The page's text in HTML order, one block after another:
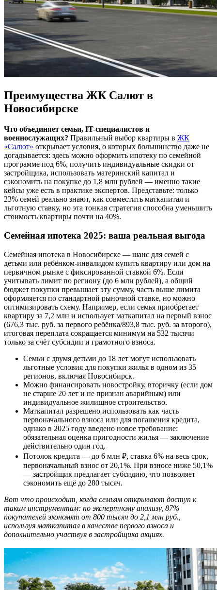
Преимущества ЖК Салют в
Новосибирске
Что объединяет семьи, IT-специалистов и
военнослужащих? Правильный выбор квартиры в ЖК
«Салют» открывает условия, о которых большинство даже не
догадывается: здесь можно оформить ипотеку по семейной
программе под 6%, получить индивидуальные скидки от
застройщика, использовать материнский капитал и
сэкономить на покупке до 1,8 млн рублей — именно такие
кейсы уже есть в практике экспертов. Представьте: только
23% семей реально знают, как совместить маткапитал и
льготную ставку, но эта тонкая стратегия способна уменьшить
стоимость квартиры почти на 40%.
Семейная ипотека 2025: ваша реальная выгода
Семейная ипотека в Новосибирске — шанс для семей с
детьми или ребёнком-инвалидом купить квартиру или дом на
первичном рынке с фиксированной ставкой 6%. Если
учитывать лимит по региону (до 6 млн рублей), а общий
бюджет покупки превышает эту сумму, часть выше лимита
оформляется по стандартной рыночной ставке, но можно
оптимизировать схему. Например, если семья приобретает
квартиру за 7,2 млн и использует маткапитал на первый взнос
(676,3 тыс. руб. за первого ребёнка/893,8 тыс. руб. за второго),
итоговая переплата сокращается минимум на 532 тысячи
только за счёт субсидии и грамотного взноса.
Семьи с двумя детьми до 18 лет могут использовать
льготные условия для покупки жилья в одном из 35
регионов, включая Новосибирск.
Можно финансировать новостройку, вторичку (если дом
не старше 20 лет и не признан аварийным) или
индивидуальное жилищное строительство.
Маткапитал разрешено использовать как часть
первоначального взноса или для погашения кредита,
однако в 2025 году введено новое требование:
обязательная оценка пригодности жилья — заключение
действительно один год.
Потолок кредита — до 6 млн ₽, ставка 6% на весь срок,
первоначальный взнос от 20,1%. При взносе ниже 50,1%
— застройщик предлагает субсидию, что позволяет
сэкономить ещё до 280 тысяч.
Вот что происходит, когда семьям открывают доступ к
таким инструментам: по экспертному анализу, 87%
покупателей экономят от 800 тысяч до 2,1 млн руб.,
используя маткапитал в качестве первого взноса и
дополнительно участвуя в застройщика акциях.